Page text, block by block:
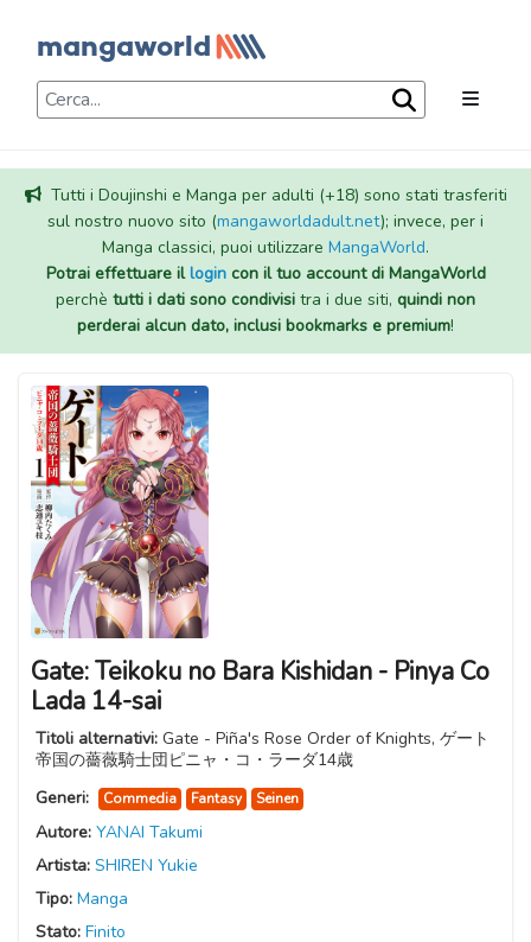
Tutti i Doujinshi e Manga per adulti (+18) sono stati trasferiti
sul nostro nuovo sito (mangaworldadult.net); invece, per i
Manga classici, puoi utilizzare MangaWorld.
Potrai effettuare illogincon il tuo account di MangaWorld
perchè tutti i dati sono condivisi tra i due siti, quindi non
perderai alcun dato, inclusi bookmarks e premium!
Gate: Teikoku no Bara Kishidan - Pinya Co
Lada 14-sai
Titoli alternativi: Gate - Piña's Rose Order of Knights, ゲート
帝国の薔薇騎士団ピニャ・コ・ラーダ14歳
Generi:
Commedia Fantasy Seinen
Autore: YANAI Takumi
Artista: SHIREN Yukie
Tipo: Manga
Stato: Finito